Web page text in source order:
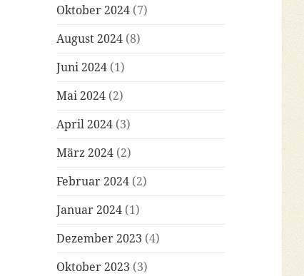
Oktober 2024 (7)
August 2024 (8)
Juni 2024 (1)
Mai 2024 (2)
April 2024 (3)
März 2024 (2)
Februar 2024 (2)
Januar 2024 (1)
Dezember 2023 (4)
Oktober 2023 (3)